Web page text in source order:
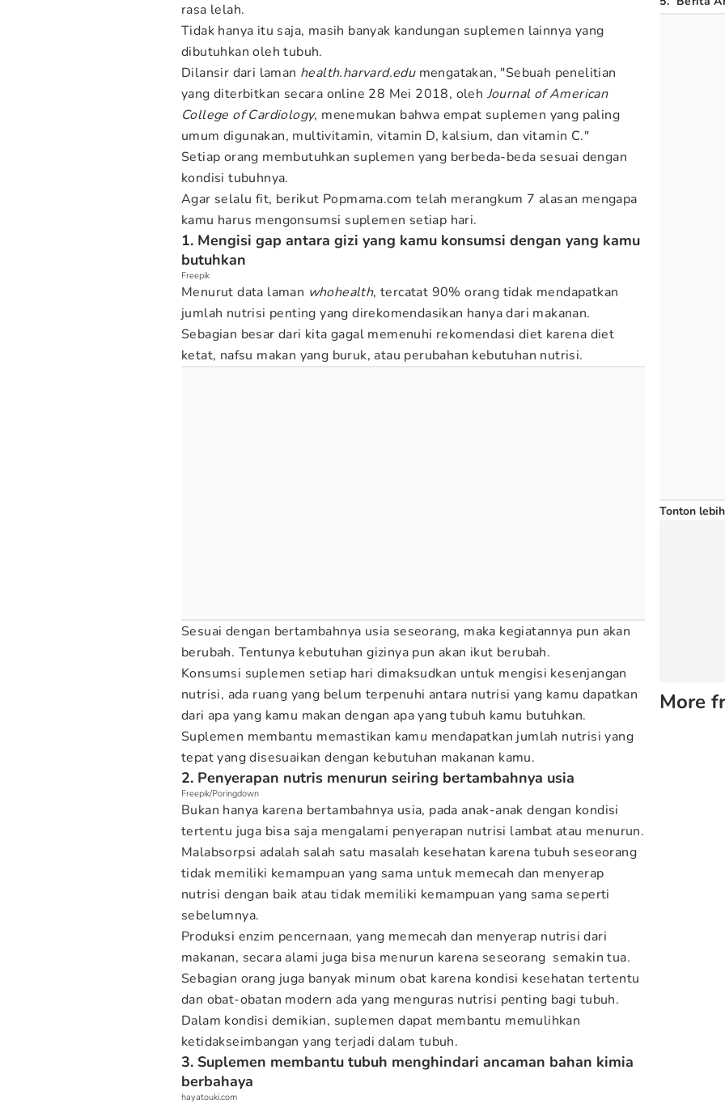
rasa lelah.
Tidak hanya itu saja, masih banyak kandungan suplemen lainnya yang
dibutuhkan oleh tubuh.
Dilansir dari laman health.harvard.edumengatakan, "Sebuah penelitian
yang diterbitkan secara online 28 Mei 2018, oleh Journal of American
College of Cardiology, menemukan bahwa empat suplemen yang paling
umum digunakan, multivitamin, vitamin D, kalsium, dan vitamin C."
Setiap orang membutuhkan suplemen yang berbeda-beda sesuai dengan
kondisi tubuhnya.
Agar selalu fit, berikut Popmama.com telah merangkum 7 alasan mengapa
kamu harus mengonsumsi suplemen setiap hari.
1. Mengisi gap antara gizi yang kamu konsumsi dengan yang kamu
butuhkan
Freepik
Menurut data laman whohealth, tercatat 90% orang tidak mendapatkan
jumlah nutrisi penting yang direkomendasikan hanya dari makanan.
Sebagian besar dari kita gagal memenuhi rekomendasi diet karena diet
ketat, nafsu makan yang buruk, atau perubahan kebutuhan nutrisi.
Sesuai dengan bertambahnya usia seseorang, maka kegiatannya pun akan
berubah. Tentunya kebutuhan gizinya pun akan ikut berubah.
Konsumsi suplemen setiap hari dimaksudkan untuk mengisi kesenjangan
nutrisi, ada ruang yang belum terpenuhi antara nutrisi yang kamu dapatkan
dari apa yang kamu makan dengan apa yang tubuh kamu butuhkan.
Suplemen membantu memastikan kamu mendapatkan jumlah nutrisi yang
tepat yang disesuaikan dengan kebutuhan makanan kamu.
2. Penyerapan nutris menurun seiring bertambahnya usia
Freepik/Poringdown
Bukan hanya karena bertambahnya usia, pada anak-anak dengan kondisi
tertentu juga bisa saja mengalami penyerapan nutrisi lambat atau menurun.
Malabsorpsi adalah salah satu masalah kesehatan karena tubuh seseorang
tidak memiliki kemampuan yang sama untuk memecah dan menyerap
nutrisi dengan baik atau tidak memiliki kemampuan yang sama seperti
sebelumnya.
Produksi enzim pencernaan, yang memecah dan menyerap nutrisi dari
makanan, secara alami juga bisa menurun karena seseorang semakin tua.
Sebagian orang juga banyak minum obat karena kondisi kesehatan tertentu
dan obat-obatan modern ada yang menguras nutrisi penting bagi tubuh.
Dalam kondisi demikian, suplemen dapat membantu memulihkan
ketidakseimbangan yang terjadi dalam tubuh.
3. Suplemen membantu tubuh menghindari ancaman bahan kimia
berbahaya
hayatouki.com
Tonton
More